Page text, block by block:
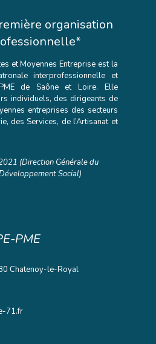
organisation
et Moyennes Entreprise est la
interprofessionnelle et
de Saône et Loire. Elle
individuels, des dirigeants de
entreprises des secteurs
des Services, de l’Artisanat et
(Direction Générale du
Social)
PME
Chatenoy-le-Royal
71.fr